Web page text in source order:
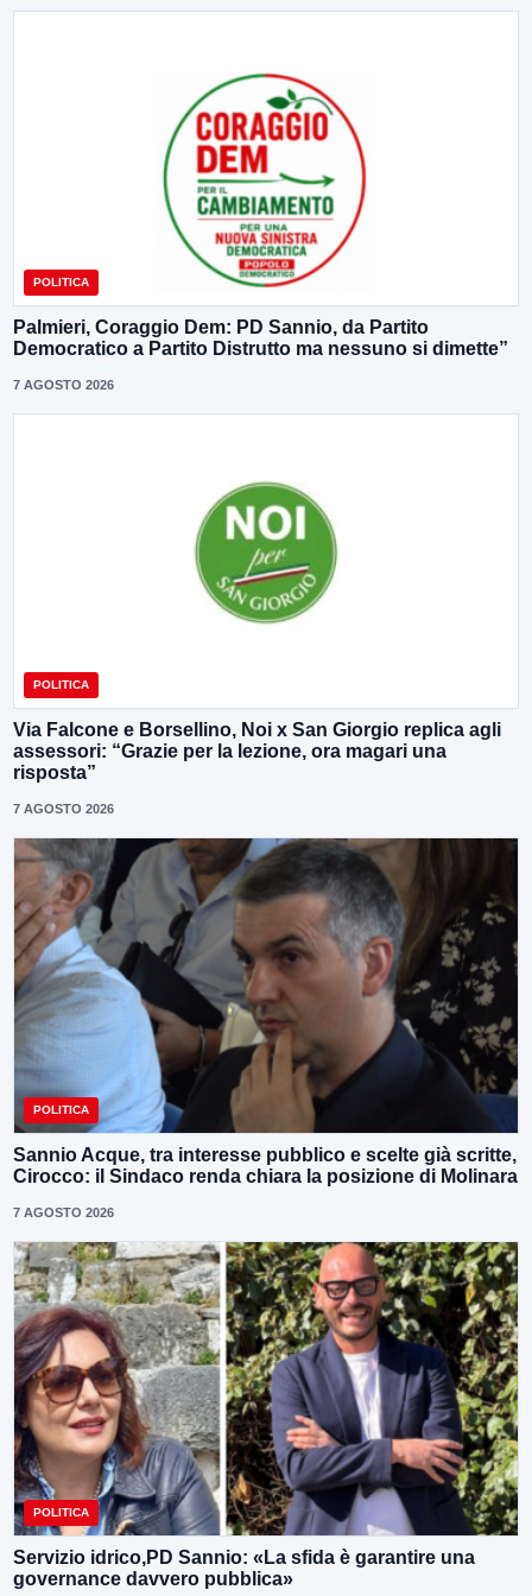
POLITICA
Palmieri, Coraggio Dem: PD Sannio, da Partito
Democratico a Partito Distrutto ma nessuno si dimette”
7 AGOSTO 2026
POLITICA
Via Falcone e Borsellino, Noi x San Giorgio replica agli
assessori: “Grazie per la lezione, ora magari una
risposta”
7 AGOSTO 2026
POLITICA
Sannio Acque, tra interesse pubblico e scelte già scritte,
Cirocco: il Sindaco renda chiara la posizione di Molinara
7 AGOSTO 2026
POLITICA
Servizio idrico,PD Sannio: «La sfida è garantire una
governance davvero pubblica»